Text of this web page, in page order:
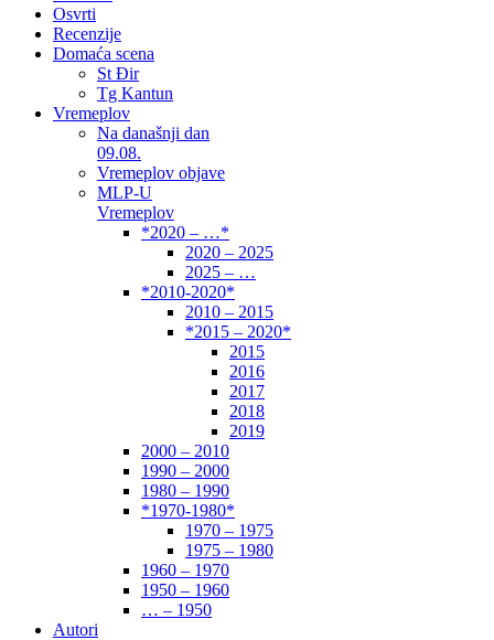
Osvrti
Recenzije
Domaća scena
St Đir
Tg Kantun
Vremeplov
Na današnji dan
09.08.
Vremeplov objave
MLP-U
Vremeplov
*2020 – …*
2020 – 2025
2025 – …
*2010-2020*
2010 – 2015
*2015 – 2020*
2015
2016
2017
2018
2019
2000 – 2010
1990 – 2000
1980 – 1990
*1970-1980*
1970 – 1975
1975 – 1980
1960 – 1970
1950 – 1960
… – 1950
Autori